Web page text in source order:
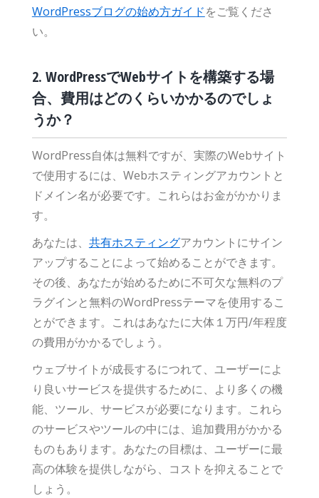
WordPressブログの始め方ガイドをご覧くださ
い。
2. WordPressでWebサイトを構築する場
合、費用はどのくらいかかるのでしょ
うか？
WordPress自体は無料ですが、実際のWebサイト
で使用するには、Webホスティングアカウントと
ドメイン名が必要です。これらはお金がかかりま
す。
あなたは、 共有ホスティングアカウントにサイン
アップすることによって始めることができます。
その後、あなたが始めるために不可欠な無料のプ
ラグインと無料のWordPressテーマを使用するこ
とができます。これはあなたに大体１万円/年程度
の費用がかかるでしょう。
ウェブサイトが成長するにつれて、ユーザーによ
り良いサービスを提供するために、より多くの機
能、ツール、サービスが必要になります。これら
のサービスやツールの中には、追加費用がかかる
ものもあります。あなたの目標は、ユーザーに最
高の体験を提供しながら、コストを抑えることで
しょう。